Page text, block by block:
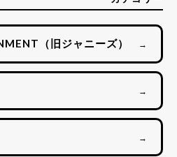
（旧ジャニーズ） →
→
→